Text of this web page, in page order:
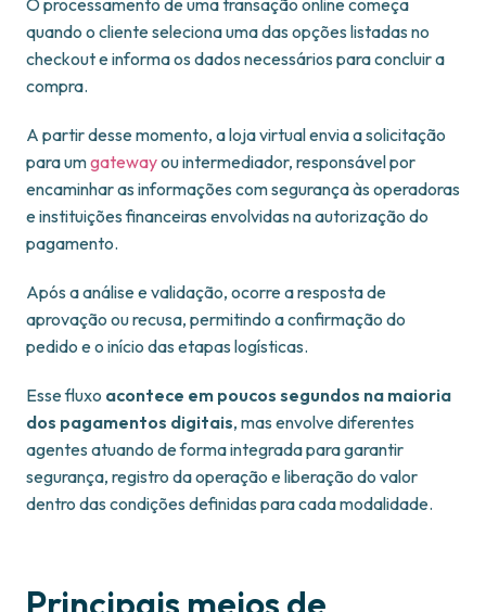
O processamento de uma transação online começa
quando o cliente seleciona uma das opções listadas no
checkout e informa os dados necessários para concluir a
compra.
A partir desse momento, a loja virtual envia a solicitação
para umgatewayou intermediador, responsável por
encaminhar as informações com segurança às operadoras
e instituições financeiras envolvidas na autorização do
pagamento.
Após a análise e validação, ocorre a resposta de
aprovação ou recusa, permitindo a confirmação do
pedido e o início das etapas logísticas.
Esse fluxo acontece em poucos segundos na maioria
dos pagamentos digitais, mas envolve diferentes
agentes atuando de forma integrada para garantir
segurança, registro da operação e liberação do valor
dentro das condições definidas para cada modalidade.